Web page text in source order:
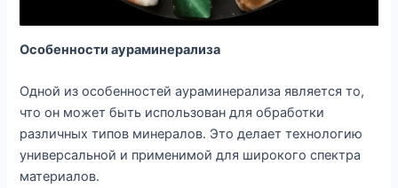
Особенности аураминерализа
Одной из особенностей аураминерализа является то,
что он может быть использован для обработки
различных типов минералов. Это делает технологию
универсальной и применимой для широкого спектра
материалов.